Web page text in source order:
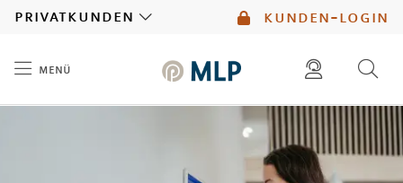
kunden-login
privatkunden
menü
diese website durchsuchen
mlp berater finden